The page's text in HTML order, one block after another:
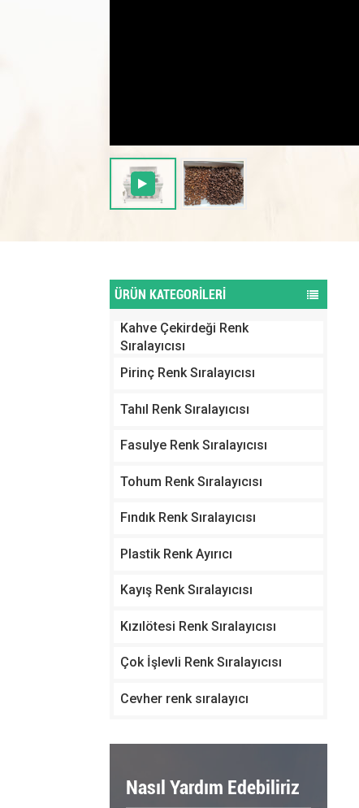
ÜRÜN KATEGORİLERİ
Kahve Çekirdeği Renk
Sıralayıcısı
Pirinç Renk Sıralayıcısı
Tahıl Renk Sıralayıcısı
Fasulye Renk Sıralayıcısı
Tohum Renk Sıralayıcısı
Fındık Renk Sıralayıcısı
Plastik Renk Ayırıcı
Kayış Renk Sıralayıcısı
Kızılötesi Renk Sıralayıcısı
Çok İşlevli Renk Sıralayıcısı
Cevher renk sıralayıcı
Nasıl Yardım Edebiliriz